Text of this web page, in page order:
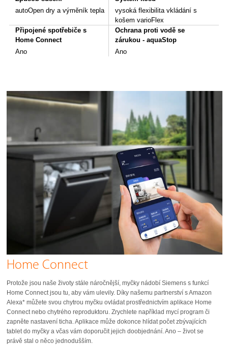
autoOpen dry a výměník tepla
vysoká flexibilita vkládání s
košem varioFlex
Připojené spotřebiče s
Home Connect
Ano
Ochrana proti vodě se
zárukou - aquaStop
Ano
Home Connect
Protože jsou naše životy stále náročnější, myčky nádobí Siemens s funkcí
Home Connect jsou tu, aby vám ulevily. Díky našemu partnerství s Amazon
Alexa* můžete svou chytrou myčku ovládat prostřednictvím aplikace Home
Connect nebo chytrého reproduktoru. Zrychlete například mycí program či
zapněte nastavení ticha. Aplikace může dokonce hlídat počet zbývajících
tablet do myčky a včas vám doporučit jejich doobjednání. Ano – život se
právě stal o něco jednodušším.